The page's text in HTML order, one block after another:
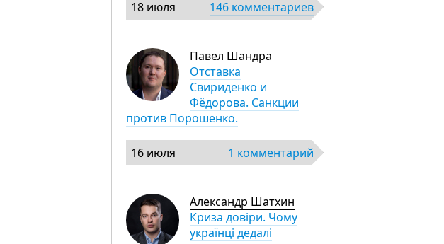
18 июля 146 комментариев
Павел Шандра
Отставка
Свириденко и
Фёдорова. Санкции
против Порошенко.
16 июля 1 комментарий
Александр Шатхин
Криза довіри. Чому
українці дедалі